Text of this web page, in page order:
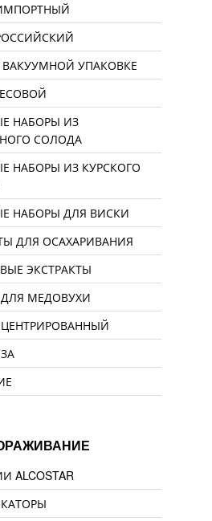
УПАКОВКЕ
НАБОРЫ ИЗ
СОЛОДА
НАБОРЫ ИЗ КУРСКОГО
НАБОРЫ ДЛЯ ВИСКИ
ДЛЯ ОСАХАРИВАНИЯ
ЭКСТРАКТЫ
МЕДОВУХИ
ALCOSTAR